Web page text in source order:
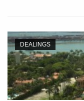
DEALINGS